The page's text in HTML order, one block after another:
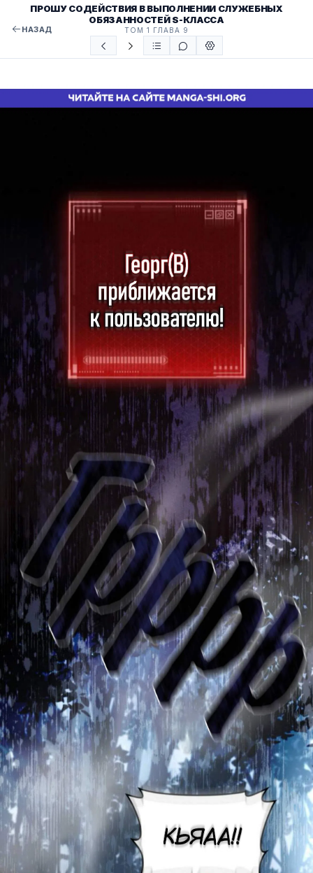
НАЗАД
ПРОШУ СОДЕЙСТВИЯ В ВЫПОЛНЕНИИ СЛУЖЕБНЫХ
ОБЯЗАННОСТЕЙ S-КЛАССА
ТОМ 1 ГЛАВА 9